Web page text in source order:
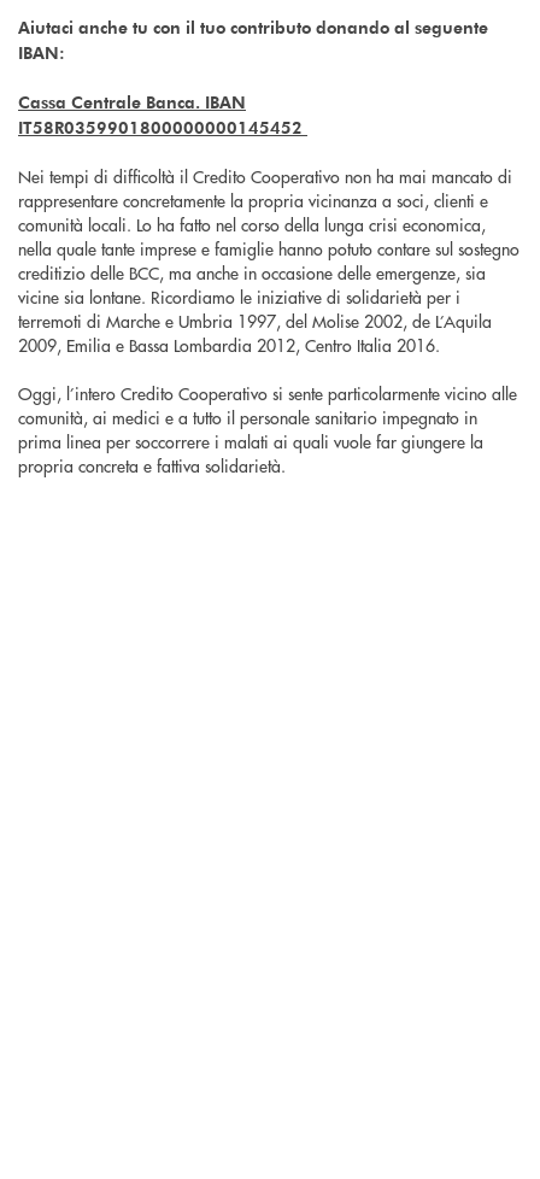
Aiutaci anche tu con il tuo contributo donando al seguente
IBAN:
Cassa Centrale Banca. IBAN
IT58R0359901800000000145452
Nei tempi di difficoltà il Credito Cooperativo non ha mai mancato di
rappresentare concretamente la propria vicinanza a soci, clienti e
comunità locali. Lo ha fatto nel corso della lunga crisi economica,
nella quale tante imprese e famiglie hanno potuto contare sul sostegno
creditizio delle BCC, ma anche in occasione delle emergenze, sia
vicine sia lontane. Ricordiamo le iniziative di solidarietà per i
terremoti di Marche e Umbria 1997, del Molise 2002, de L’Aquila
2009, Emilia e Bassa Lombardia 2012, Centro Italia 2016.
Oggi, l’intero Credito Cooperativo si sente particolarmente vicino alle
comunità, ai medici e a tutto il personale sanitario impegnato in
prima linea per soccorrere i malati ai quali vuole far giungere la
propria concreta e fattiva solidarietà.